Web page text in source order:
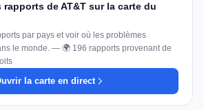
rapports de AT&T sur la carte du
par pays et voir où les problèmes
le monde. — 🌍 196 rapports provenant de
la carte en direct